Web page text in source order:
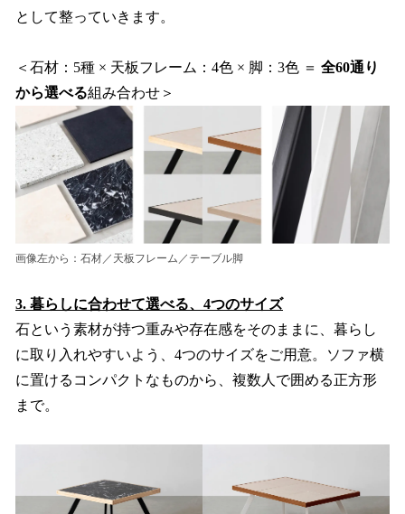
として整っていきます。
＜石材：5種 × 天板フレーム：4色 × 脚：3色 ＝ 全60通り
から選べる組み合わせ＞
画像左から：石材／天板フレーム／テーブル脚
3. 暮らしに合わせて選べる、4つのサイズ
石という素材が持つ重みや存在感をそのままに、暮らし
に取り入れやすいよう、4つのサイズをご用意。ソファ横
に置けるコンパクトなものから、複数人で囲める正方形
まで。